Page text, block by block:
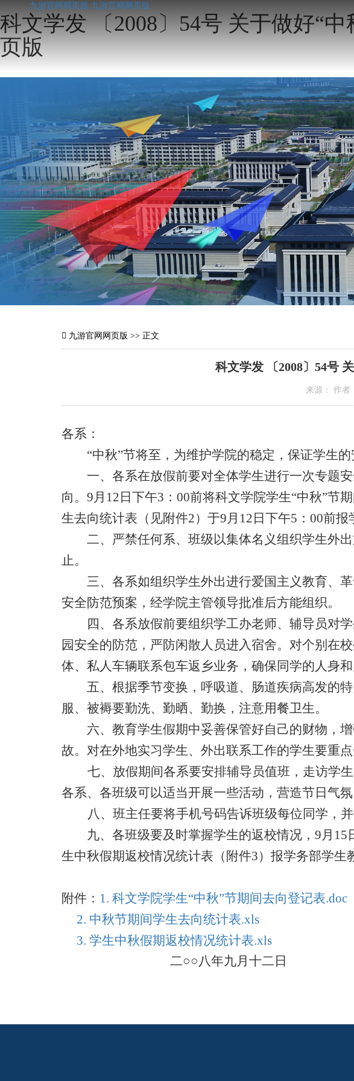
科文学发 〔2008〕54号 关于做好“
页版
九游官网网页版 九游官网网页版
九游官网网页版 >> 正文
科文学发 〔2008〕54号
来源： 作者
各系：
“中秋”节将至，为维护学院的稳定，保证学生的
一、各系在放假前要对全体学生进行一次专题安
向。 9月 12 日下午3 ： 00前将科文学院学生“中秋”节
生去向统计表 （见附件2）于9月 12 日下午5 ： 00前报
二、严禁任何系、班级以集体名义组织学生外出
止。
三、各系如组织学生外出进行爱国主义教育、革
安全防范预案，经学院主管领导批准后方能组织。
四、各系放假前要组织学工办老师、辅导员对学
园安全的防范，严防闲散人员进入宿舍。对个别在
体、私人车辆联系包车返乡业务，确保同学的人身和
五、根据季节变换，呼吸道、肠道疾病高发的特
服、被褥要勤洗、勤晒、勤换，注意用餐卫生。
六、教育学生假期中妥善保管好自己的财物，增
故。对在外地实习学生、外出联系工作的学生要重点
七、放假期间各系要安排辅导员值班，走访学
各系、各班级可以适当开展一些活动，营造节日气
八、班主任要将手机号码告诉班级每位同学，
九、各班级要及时掌握学生的返校情况， 9月 15
生中秋假期返校情况统计表（附件3）报学务部学生
附件： 1. 科文学院学生“中秋”节期间去向登记表.doc
2. 中秋节期间学生去向统计表.xls
3. 学生中秋假期返校情况统计表.xls
二○○八年九月十二日